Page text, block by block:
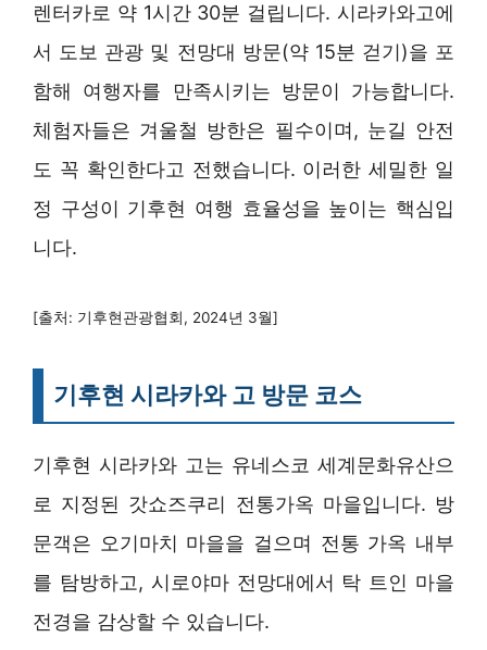
렌터카로 약 1시간 30분 걸립니다. 시라카와고에
서 도보 관광 및 전망대 방문(약 15분 걷기)을 포
함해 여행자를 만족시키는 방문이 가능합니다.
체험자들은 겨울철 방한은 필수이며, 눈길 안전
도 꼭 확인한다고 전했습니다. 이러한 세밀한 일
정 구성이 기후현 여행 효율성을 높이는 핵심입
니다.
[출처: 기후현관광협회, 2024년 3월]
기후현 시라카와 고 방문 코스
기후현 시라카와 고는 유네스코 세계문화유산으
로 지정된 갓쇼즈쿠리 전통가옥 마을입니다. 방
문객은 오기마치 마을을 걸으며 전통 가옥 내부
를 탐방하고, 시로야마 전망대에서 탁 트인 마을
전경을 감상할 수 있습니다.